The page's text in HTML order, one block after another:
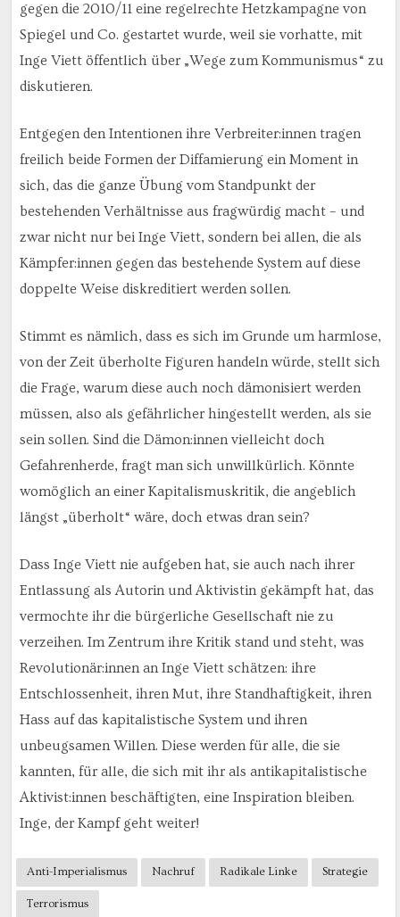
gegen die 2010/11 eine regelrechte Hetzkampagne von
Spiegel und Co. gestartet wurde, weil sie vorhatte, mit
Inge Viett öffentlich über „Wege zum Kommunismus“ zu
diskutieren.
Entgegen den Intentionen ihre Verbreiter:innen tragen
freilich beide Formen der Diffamierung ein Moment in
sich, das die ganze Übung vom Standpunkt der
bestehenden Verhältnisse aus fragwürdig macht – und
zwar nicht nur bei Inge Viett, sondern bei allen, die als
Kämpfer:innen gegen das bestehende System auf diese
doppelte Weise diskreditiert werden sollen.
Stimmt es nämlich, dass es sich im Grunde um harmlose,
von der Zeit überholte Figuren handeln würde, stellt sich
die Frage, warum diese auch noch dämonisiert werden
müssen, also als gefährlicher hingestellt werden, als sie
sein sollen. Sind die Dämon:innen vielleicht doch
Gefahrenherde, fragt man sich unwillkürlich. Könnte
womöglich an einer Kapitalismuskritik, die angeblich
längst „überholt“ wäre, doch etwas dran sein?
Dass Inge Viett nie aufgeben hat, sie auch nach ihrer
Entlassung als Autorin und Aktivistin gekämpft hat, das
vermochte ihr die bürgerliche Gesellschaft nie zu
verzeihen. Im Zentrum ihre Kritik stand und steht, was
Revolutionär:innen an Inge Viett schätzen: ihre
Entschlossenheit, ihren Mut, ihre Standhaftigkeit, ihren
Hass auf das kapitalistische System und ihren
unbeugsamen Willen. Diese werden für alle, die sie
kannten, für alle, die sich mit ihr als antikapitalistische
Aktivist:innen beschäftigten, eine Inspiration bleiben.
Inge, der Kampf geht weiter!
Anti-Imperialismus Nachruf Radikale Linke Strategie
Terrorismus